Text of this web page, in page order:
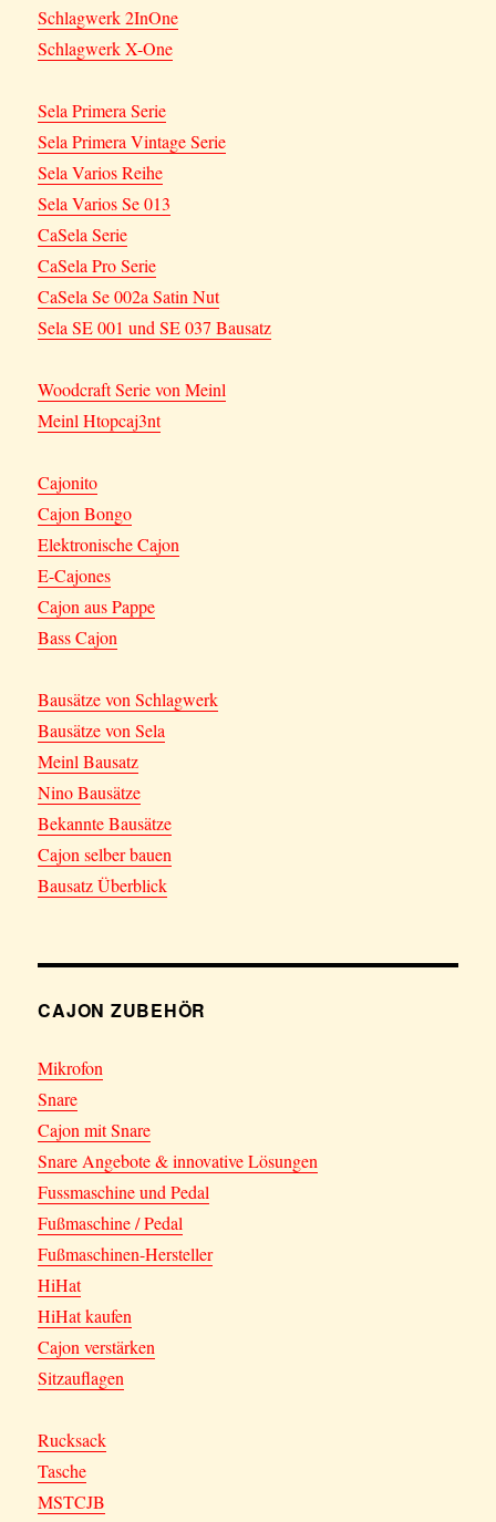
Schlagwerk 2InOne
Schlagwerk X-One
Sela Primera Serie
Sela Primera Vintage Serie
Sela Varios Reihe
Sela Varios Se 013
CaSela Serie
CaSela Pro Serie
CaSela Se 002a Satin Nut
Sela SE 001 und SE 037 Bausatz
Woodcraft Serie von Meinl
Meinl Htopcaj3nt
Cajonito
Cajon Bongo
Elektronische Cajon
E-Cajones
Cajon aus Pappe
Bass Cajon
Bausätze von Schlagwerk
Bausätze von Sela
Meinl Bausatz
Nino Bausätze
Bekannte Bausätze
Cajon selber bauen
Bausatz Überblick
CAJON ZUBEHÖR
Mikrofon
Snare
Cajon mit Snare
Snare Angebote & innovative Lösungen
Fussmaschine und Pedal
Fußmaschine / Pedal
Fußmaschinen-Hersteller
HiHat
HiHat kaufen
Cajon verstärken
Sitzauflagen
Rucksack
Tasche
MSTCJB